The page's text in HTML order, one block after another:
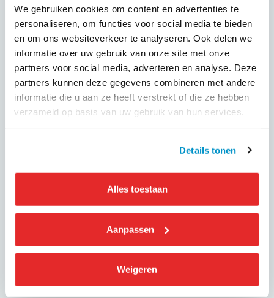
We gebruiken cookies om content en advertenties te
personaliseren, om functies voor social media te bieden
en om ons websiteverkeer te analyseren. Ook delen we
informatie over uw gebruik van onze site met onze
partners voor social media, adverteren en analyse. Deze
partners kunnen deze gegevens combineren met andere
informatie die u aan ze heeft verstrekt of die ze hebben
verzameld op basis van uw gebruik van hun services.
Details tonen
Alles toestaan
Aanpassen
Weigeren
op een eerlijke, duurzame, innovatieve en milieuvriendelijke
manier.
Data is momenteel het toverwoord. In een digitale
economie wordt de marktdominantie bepaald door het
eigendom van en de toegang tot data. Deelnemers gaven
aan dat voor MaaS het reciprociteitsprincipe geldt. Als je
data geeft, moet je data terug krijgen.
dialoog aan te gaan en te werken aan een gezamenlijke
Wij blijven u uiteraard op de hoogte houden.
12 december 2018